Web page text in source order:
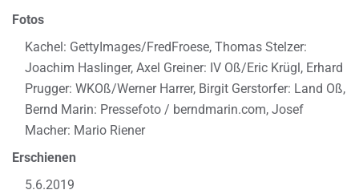
Fotos
Kachel: GettyImages/FredFroese, Thomas Stelzer:
Joachim Haslinger, Axel Greiner: IV Oß/Eric Krügl, Erhard
Prugger: WKOß/Werner Harrer, Birgit Gerstorfer: Land Oß,
Bernd Marin: Pressefoto / berndmarin.com, Josef
Macher: Mario Riener
Erschienen
5.6.2019